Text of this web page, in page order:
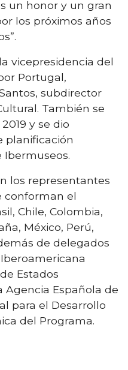
un honor y un gran
los próximos años
vicepresidencia del
Portugal,
subdirector
También se
y se dio
planificación
los representantes
conforman el
Chile, Colombia,
México, Perú,
de delegados
Estados
Agencia Española de
para el Desarrollo
del Programa.